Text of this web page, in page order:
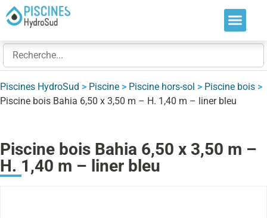
Piscines HydroSud > Piscine > Piscine hors-sol > Piscine bois >
Piscine bois Bahia 6,50 x 3,50 m – H. 1,40 m – liner bleu
Piscine bois Bahia 6,50 x 3,50 m –
H. 1,40 m – liner bleu